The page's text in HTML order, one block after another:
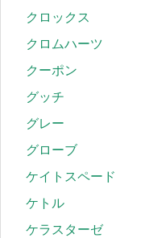
クロックス
クロムハーツ
クーポン
グッチ
グレー
グローブ
ケイトスペード
ケトル
ケラスターゼ